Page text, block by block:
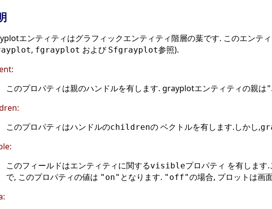
エンティティはグラフィックエンティティ階層の葉です. このエンテ
, fgrayplot および Sfgrayplot参照).
このプロパティは親のハンドルを有します. grayplotエンティティの親は
このプロパティはハンドルのchildrenの ベクトルを有します.しかし,
このフィールドはエンティティに関するvisibleプロパティ を有します.
で, このプロパティの値は "on" となります. "off"の場合, プロットは画